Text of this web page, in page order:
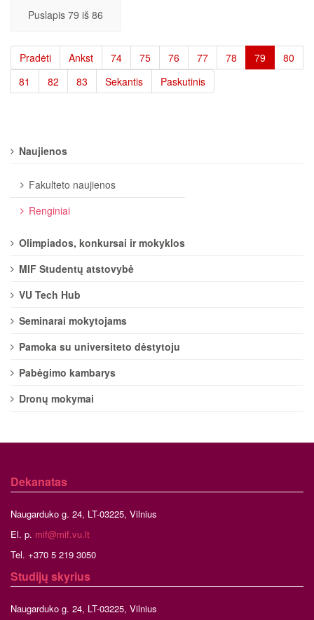
Puslapis 79 iš 86
Pradėti Ankst 74 75 76 77 78 79
80
81
82 83 Sekantis Paskutinis
Naujienos
Fakulteto naujienos
Renginiai
Olimpiados, konkursai ir mokyklos
MIF Studentų atstovybė
VU Tech Hub
Seminarai mokytojams
Pamoka su universiteto dėstytoju
Pabėgimo kambarys
Dronų mokymai
Dekanatas
Naugarduko g. 24, LT-03225, Vilnius
El. p. mif@mif.vu.lt
Tel. +370 5 219 3050
Studijų skyrius
Naugarduko g. 24, LT-03225, Vilnius